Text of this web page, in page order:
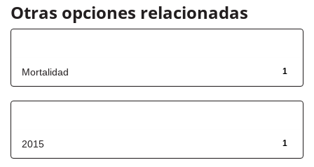
Otras opciones relacionadas
1
Mortalidad
1
2015